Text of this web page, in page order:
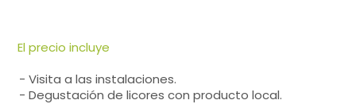
El precio incluye
- Visita a las instalaciones.
- Degustación de licores con producto local.